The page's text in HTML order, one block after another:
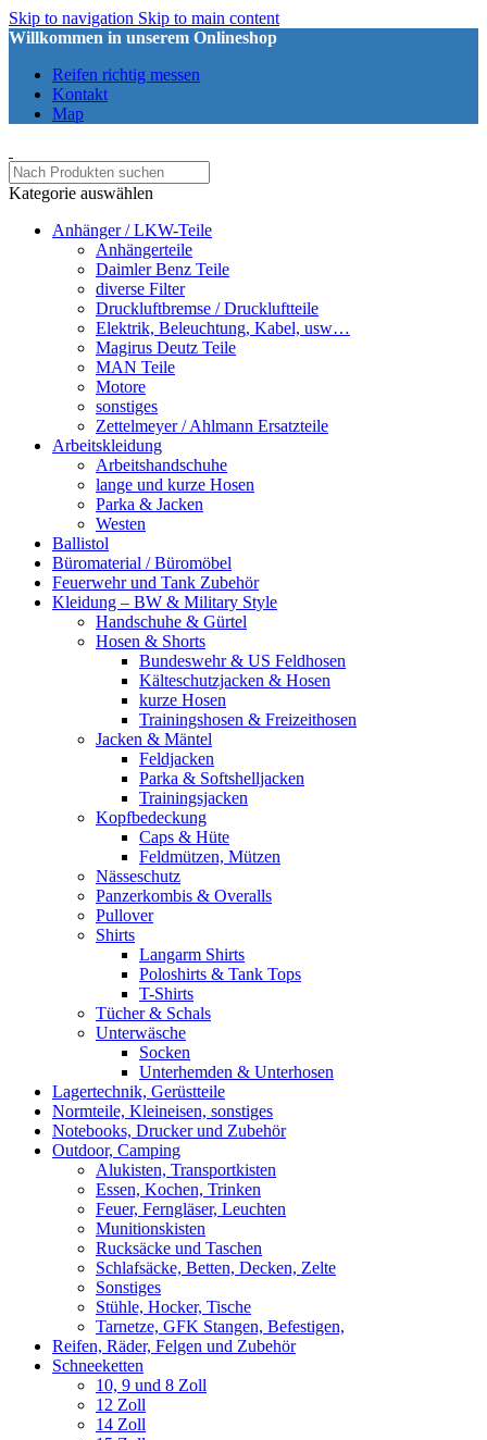
Skip to navigation Skip to main content
Willkommen in unserem Onlineshop
Reifen richtig messen
Kontakt
Map
Kategorie auswählen
Anhänger / LKW-Teile
Anhängerteile
Daimler Benz Teile
diverse Filter
Druckluftbremse / Druckluftteile
Elektrik, Beleuchtung, Kabel, usw…
Magirus Deutz Teile
MAN Teile
Motore
sonstiges
Zettelmeyer / Ahlmann Ersatzteile
Arbeitskleidung
Arbeitshandschuhe
lange und kurze Hosen
Parka & Jacken
Westen
Ballistol
Büromaterial / Büromöbel
Feuerwehr und Tank Zubehör
Kleidung – BW & Military Style
Handschuhe & Gürtel
Hosen & Shorts
Bundeswehr & US Feldhosen
Kälteschutzjacken & Hosen
kurze Hosen
Trainingshosen & Freizeithosen
Jacken & Mäntel
Feldjacken
Parka & Softshelljacken
Trainingsjacken
Kopfbedeckung
Caps & Hüte
Feldmützen, Mützen
Nässeschutz
Panzerkombis & Overalls
Pullover
Shirts
Langarm Shirts
Poloshirts & Tank Tops
T-Shirts
Tücher & Schals
Unterwäsche
Socken
Unterhemden & Unterhosen
Lagertechnik, Gerüstteile
Normteile, Kleineisen, sonstiges
Notebooks, Drucker und Zubehör
Outdoor, Camping
Alukisten, Transportkisten
Essen, Kochen, Trinken
Feuer, Ferngläser, Leuchten
Munitionskisten
Rucksäcke und Taschen
Schlafsäcke, Betten, Decken, Zelte
Sonstiges
Stühle, Hocker, Tische
Tarnetze, GFK Stangen, Befestigen,
Reifen, Räder, Felgen und Zubehör
Schneeketten
10, 9 und 8 Zoll
12 Zoll
14 Zoll